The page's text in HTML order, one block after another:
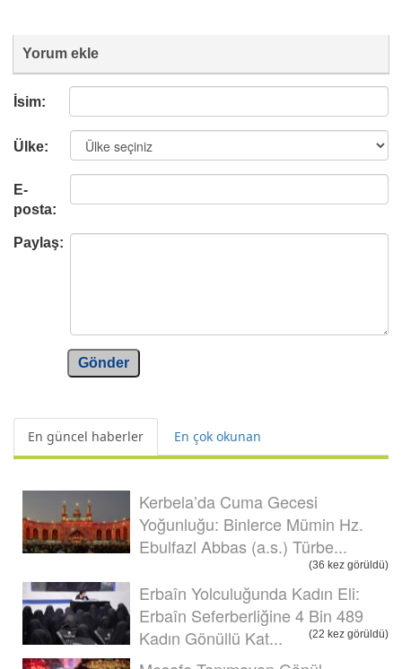
Yorum ekle
İsim:
Ülke:
E-
posta:
Paylaş:
Gönder
En güncel haberler En çok okunan
Kerbela’da Cuma Gecesi
Yoğunluğu: Binlerce Mümin Hz.
Ebulfazl Abbas (a.s.) Türbe...
(36 kez görüldü)
Erbaîn Yolculuğunda Kadın Eli:
Erbaîn Seferberliğine 4 Bin 489
Kadın Gönüllü Kat...
(22 kez görüldü)